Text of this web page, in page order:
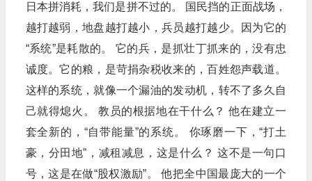
日本拼消耗，我们是拼不过的。 国民挡的正面战场，
越打越弱，地盘越打越小，兵员越打越少。因为它的
“系统”是耗散的。 它的兵，是抓壮丁抓来的，没有忠
诚度。它的粮，是苛捐杂税收来的，百姓怨声载道。
这样的系统，就像一个漏油的发动机，转不了多久自
己就得熄火。 教员的根据地在干什么？ 他在建立一
套全新的，“自带能量”的系统。 你琢磨一下，“打土
豪，分田地”，减租减息，这是什么？ 这不是一句口
号，这是在做“股权激励”。 他把全中国最庞大的一个